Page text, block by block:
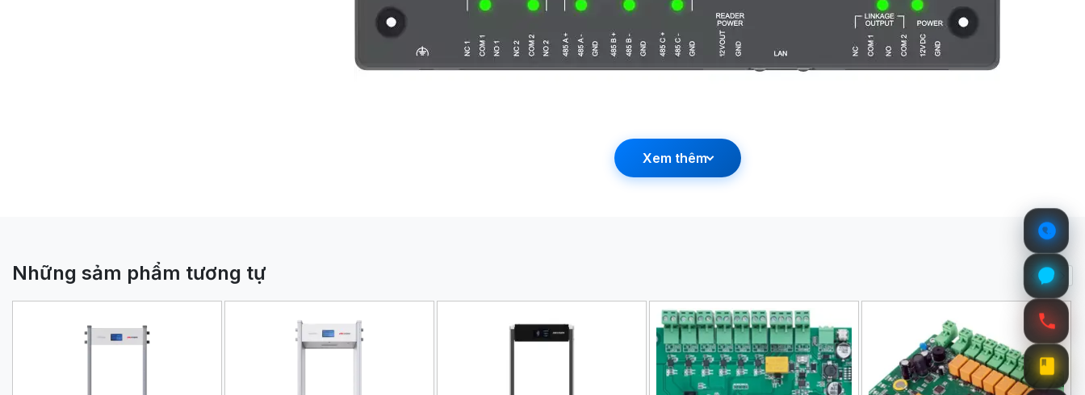
Hỗ trợ giao tiếp TCP/IP và RS-485, giúp dễ dàng tích hợp vào hệ thống kiểm soát hiện có.
Hỗ trợ nhiều phương thức xác thực như thẻ từ, mật khẩu, phù hợp với các yêu cầu an ninh khác nhau.
Dễ dàng cấu hình và quản lý thiết bị thông qua giao diện web trực quan hoặc phần mềm chuyên dụng.
Chức năng giám sát và chống phá hoại, giúp bảo vệ thiết bị và hệ thống khỏi các hành vi xâm nhập.
Tương thích với cả đầu đọc Wiegand và RS485, mở rộng khả năng xác thực đầu đọc.
Xem thêm
Những sảm phẩm tương tự